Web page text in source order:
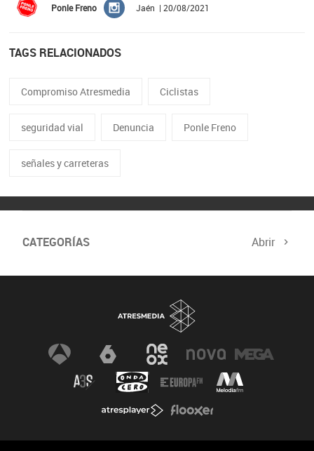
Ponle Freno Jaén | 20/08/2021
TAGS RELACIONADOS
Compromiso Atresmedia Ciclistas
seguridad vial Denuncia Ponle Freno
señales y carreteras
CATEGORÍAS Abrir